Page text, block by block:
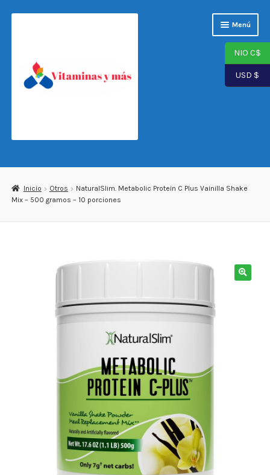
Menú
Contáctenos
Vitaminas Por Letras
Suplementos Herbales
Inicio Otros
NaturalSlim. Metabolic Protein C Plus Vainilla Shake
Mix – 500 gramos – 10 porciones
NIO C$
USD $